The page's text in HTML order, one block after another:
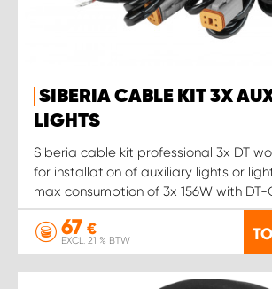
SIBERIA CABLE KIT 3X
LIGHTS
Siberia cable kit professional 3x DT
for installation of auxiliary lights or
max consumption of 3x 156W with DT-
67 €
EXCL. 21 % BTW
WORK SYSTEM SIMPELVELD
WORK SYSTEM WILLEMSTAD
WORK SYSTEM ZIERIKZEE
WORK SYSTEM ZWARTEBROEK